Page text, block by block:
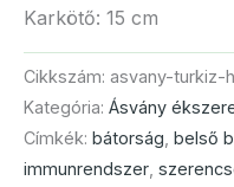
Karkötő: 15 cm
Cikkszám: asvany-turkiz-
Kategória: Ásvány
Címkék: bátorság belső
immunrendszer